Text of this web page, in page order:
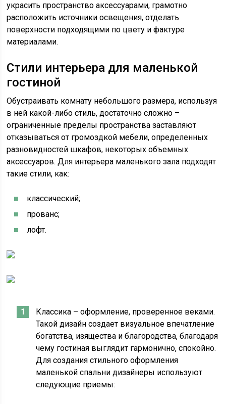
украсить пространство аксессуарами, грамотно
расположить источники освещения, отделать
поверхности подходящими по цвету и фактуре
материалами.
Стили интерьера для маленькой
гостиной
Обустраивать комнату небольшого размера, используя
в ней какой-либо стиль, достаточно сложно –
ограниченные пределы пространства заставляют
отказываться от громоздкой мебели, определенных
разновидностей шкафов, некоторых объемных
аксессуаров. Для интерьера маленького зала подходят
такие стили, как:
классический;
прованс;
лофт.
Классика – оформление, проверенное веками.
Такой дизайн создает визуальное впечатление
богатства, изящества и благородства, благодаря
чему гостиная выглядит гармонично, спокойно.
Для создания стильного оформления
маленькой спальни дизайнеры используют
следующие приемы: